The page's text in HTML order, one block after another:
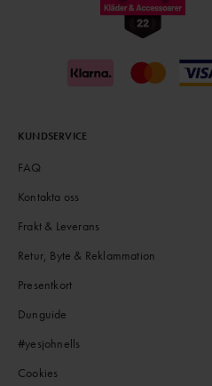
KUNDSERVICE
FAQ
Kontakta oss
Frakt & Leverans
Retur, Byte & Reklammation
Presentkort
Dunguide
#yesjohnells
Cookies